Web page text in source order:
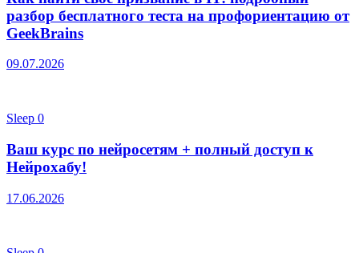
разбор бесплатного теста на профориентацию от
GeekBrains
09.07.2026
Sleep 0
Ваш курс по нейросетям + полный доступ к
Нейрохабу!
17.06.2026